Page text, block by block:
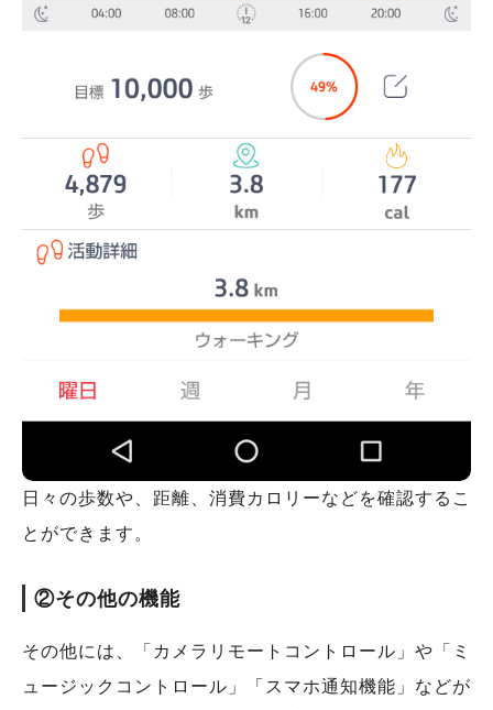
日々の歩数や、距離、消費カロリーなどを確認するこ
とができます。
②その他の機能
その他には、「カメラリモートコントロール」や「ミ
ュージックコントロール」「スマホ通知機能」などが